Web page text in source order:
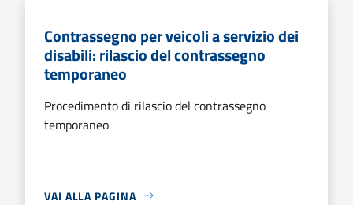
Contrassegno per veicoli a servizio dei
disabili: rilascio del contrassegno
temporaneo
Procedimento di rilascio del contrassegno
temporaneo
VAI ALLA PAGINA